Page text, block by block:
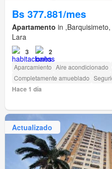
Bs 377.881/mes
Apartamento in
Lara
3 2
Aparcamiento Aire acondicionado
Completamente amueblado
Hace 1 día
Actualizado